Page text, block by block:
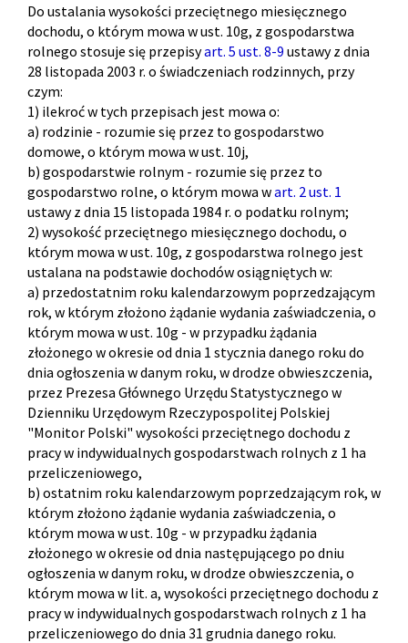
Do ustalania wysokości przeciętnego miesięcznego
dochodu, o którym mowa w ust. 10g, z gospodarstwa
rolnego stosuje się przepisyart. 5 ust. 8-9 ustawy z dnia
28 listopada 2003 r. o świadczeniach rodzinnych, przy
czym:
1) ilekroć w tych przepisach jest mowa o:
a) rodzinie - rozumie się przez to gospodarstwo
domowe, o którym mowa w ust. 10j,
b) gospodarstwie rolnym - rozumie się przez to
gospodarstwo rolne, o którym mowa wart. 2 ust. 1
ustawy z dnia 15 listopada 1984 r. o podatku rolnym;
2) wysokość przeciętnego miesięcznego dochodu, o
którym mowa w ust. 10g, z gospodarstwa rolnego jest
ustalana na podstawie dochodów osiągniętych w:
a) przedostatnim roku kalendarzowym poprzedzającym
rok, w którym złożono żądanie wydania zaświadczenia, o
którym mowa w ust. 10g - w przypadku żądania
złożonego w okresie od dnia 1 stycznia danego roku do
dnia ogłoszenia w danym roku, w drodze obwieszczenia,
przez Prezesa Głównego Urzędu Statystycznego w
Dzienniku Urzędowym Rzeczypospolitej Polskiej
"Monitor Polski" wysokości przeciętnego dochodu z
pracy w indywidualnych gospodarstwach rolnych z 1 ha
przeliczeniowego,
b) ostatnim roku kalendarzowym poprzedzającym rok, w
którym złożono żądanie wydania zaświadczenia, o
którym mowa w ust. 10g - w przypadku żądania
złożonego w okresie od dnia następującego po dniu
ogłoszenia w danym roku, w drodze obwieszczenia, o
którym mowa w lit. a, wysokości przeciętnego dochodu z
pracy w indywidualnych gospodarstwach rolnych z 1 ha
przeliczeniowego do dnia 31 grudnia danego roku.